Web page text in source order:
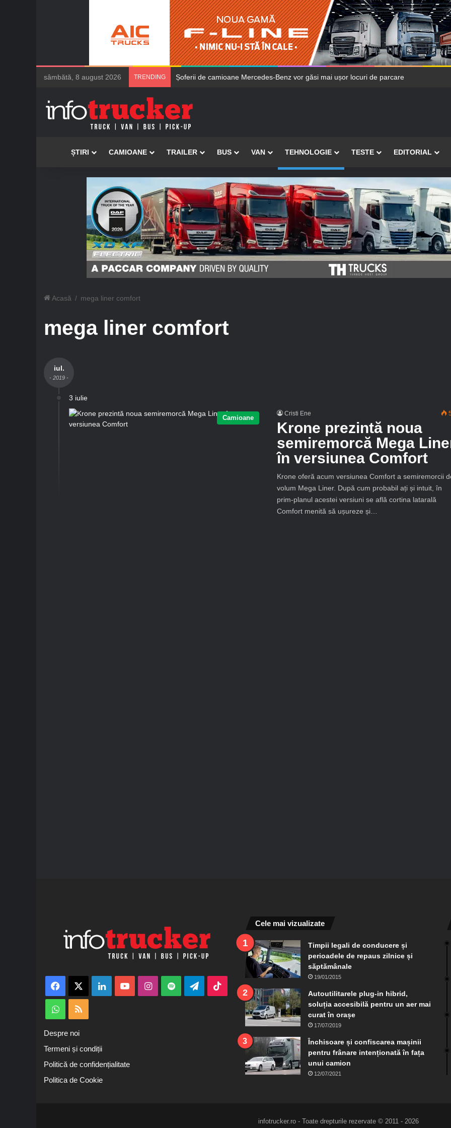
sâmbătă, 8 august 2026 TRENDING Șoferii de camioane Mercedes-Benz vor găsi mai ușor locuri de parcare
AcasăȘTIRI CAMIOANE TRAILER BUS VAN TEHNOLOGIE TESTE EDITORIAL
Acasă / mega liner comfort
mega liner comfort
iul.
- 2019 -
3 iulie
Camioane
Cristi Ene
Krone prezintă noua
semiremorcă Mega
în versiunea Comfort
Krone oferă acum versiunea Comfort a semiremorcii
volum Mega Liner. După cum probabil ați și intuit, în
prim-planul acestei versiuni se află cortina latarală
Comfort menită să ușureze și…
Facebook LinkedInYouTubeInstagram
Spotify TelegramTikTok
WhatsApp
Despre noi
Termeni și condiții
Politică de confidențialitate
Politica de Cookie
Cele mai vizualizate
Timpii legali de conducere și
perioadele de repaus zilnice și
săptămânale
19/01/2015
Autoutilitarele plug-in hibrid,
soluția accesibilă pentru un aer mai
curat în orașe
17/07/2019
Închisoare și confiscarea mașinii
pentru frânare intenționată în fața
unui camion
12/07/2021
infotrucker.ro - Toate drepturile rezervate © 2011 - 2026